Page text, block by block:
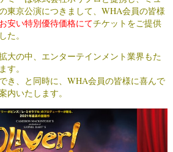
東京公演につきまして、 WHA会員の皆様
安い特別優待価格にてチケットをご提供
た。
大の中、エンターテインメント業界もた
す。
き、と同時に、WHA会員の皆様に喜んで
内いたします。